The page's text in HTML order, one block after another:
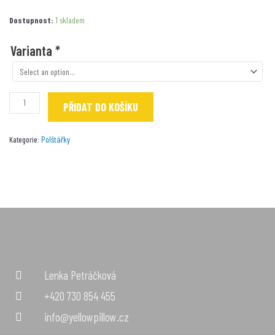
Dostupnost: 1 skladem
Varianta *
Ještěrky
PŘIDAT DO KOŠÍKU
Kategorie: Polštářky
Lenka Petráčková
+420 730 854 455
info@yellowpillow.cz